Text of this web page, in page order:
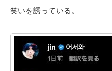
笑いを誘っている。